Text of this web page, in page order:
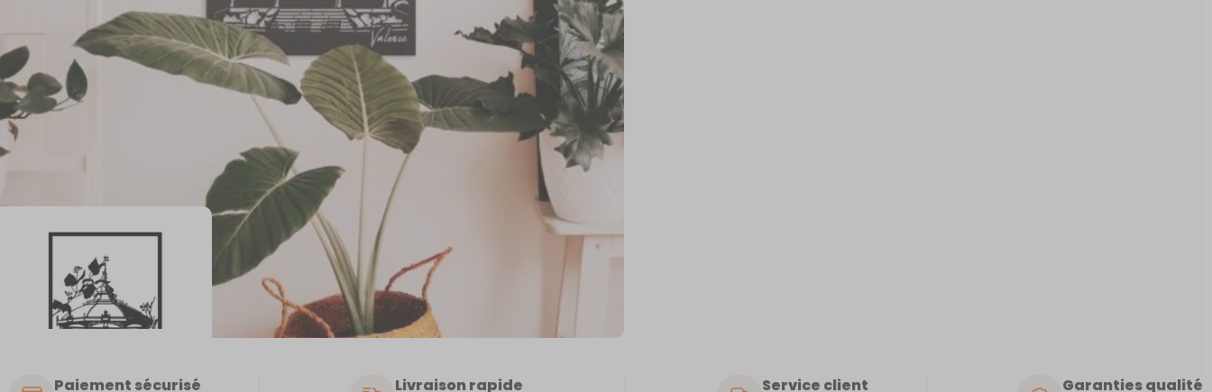
Paiement sécurisé Livraison rapide Service client Garanties qualité